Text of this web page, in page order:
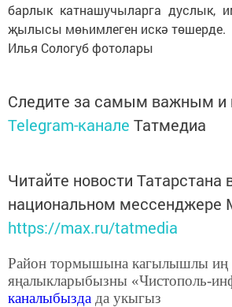
барлык катнашучыларга дуслык,
җылысы мөһимлеген искә төшерде.
Илья Сологуб фотолары
Следите за самым важным и
Telegram-канале Татмедиа
Читайте новости Татарстана
национальном мессенджере
https://max.ru/tatmedia
Район тормышына кагылышлы
яңалыкларыбызны «Чистополь-
каналыбызда да укыгыз